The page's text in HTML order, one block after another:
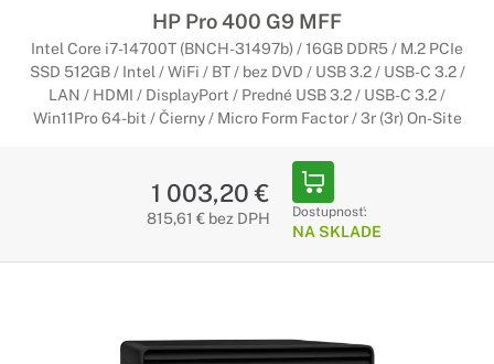
HP Pro 400 G9 MFF
Intel Core i7-14700T (BNCH-31497b) / 16GB DDR5 / M.2 PCIe
SSD 512GB / Intel / WiFi / BT / bez DVD / USB 3.2 / USB-C 3.2 /
LAN / HDMI / DisplayPort / Predné USB 3.2 / USB-C 3.2 /
Win11Pro 64-bit / Čierny / Micro Form Factor / 3r (3r) On-Site
1 003,20 €
815,61 € bez DPH Dostupnosť:
NA SKLADE